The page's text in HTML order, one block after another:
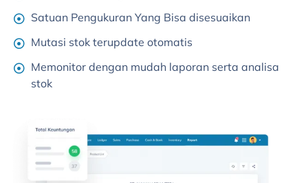
Satuan Pengukuran Yang Bisa disesuaikan
Mutasi stok terupdate otomatis
Memonitor dengan mudah laporan serta analisa
stok